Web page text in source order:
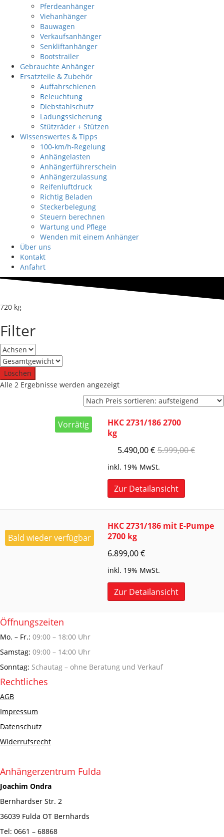
Pferdeanhänger
Viehanhänger
Bauwagen
Verkaufsanhänger
Senkliftanhänger
Bootstrailer
Gebrauchte Anhänger
Ersatzteile & Zubehör
Auffahrschienen
Beleuchtung
Diebstahlschutz
Ladungssicherung
Stützräder + Stützen
Wissenswertes & Tipps
100-km/h-Regelung
Anhängelasten
Anhängerführerschein
Anhängerzulassung
Reifenluftdruck
Richtig Beladen
Steckerbelegung
Steuern berechnen
Wartung und Pflege
Wenden mit einem Anhänger
Über uns
Kontakt
Anfahrt
720 kg
Filter
Löschen
Alle 2 Ergebnisse werden angezeigtNach
Preis
sortiert:
Vorrätig
HKC 2731/186 2700
kg
5.490,00€ 5.999,00€
inkl. 19% MwSt.
Zur Detailansicht
Bald wieder verfügbar
HKC 2731/186 mit E-Pumpe
2700 kg
6.899,00€
inkl. 19% MwSt.
Zur Detailansicht
Öffnungszeiten
Mo. – Fr.: 09:00 – 18:00 Uhr
Samstag: 09:00 – 14:00 Uhr
Sonntag: Schautag – ohne Beratung und Verkauf
Rechtliches
AGB
Impressum
Datenschutz
Widerrufsrecht
Anhängerzentrum Fulda
Joachim Ondra
Bernhardser Str. 2
36039 Fulda OT Bernhards
Tel: 0661 – 68868